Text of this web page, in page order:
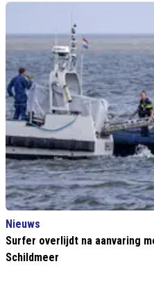
Nieuws
Surfer overlijdt na aanvaring
Schildmeer